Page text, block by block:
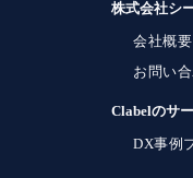
株式会社シ
会社概要
お問い
Clabelのサ
DX事例